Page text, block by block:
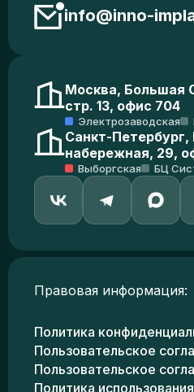
info@inno-
Москва, Большая
стр. 13, офис 704
Электрозаводская
Санкт-Петербург,
набережная, 29,
Выборгская БЦ
Правовая информация:
Политика
Пользовательское
Пользовательское
Политика